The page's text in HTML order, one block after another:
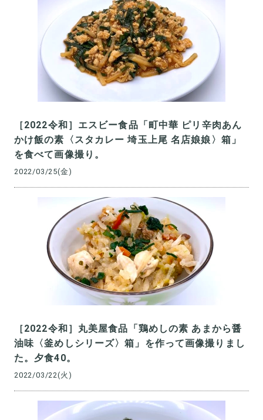
［2022令和］エスビー食品「町中華 ピリ辛肉あん
かけ飯の素〈スタカレー 埼玉上尾 名店娘娘〉箱」
を食べて画像撮り。
2022/03/25(金)
［2022令和］丸美屋食品「鶏めしの素 あまから醤
油味〈釜めしシリーズ〉箱」を作って画像撮りまし
た。夕食40。
2022/03/22(火)